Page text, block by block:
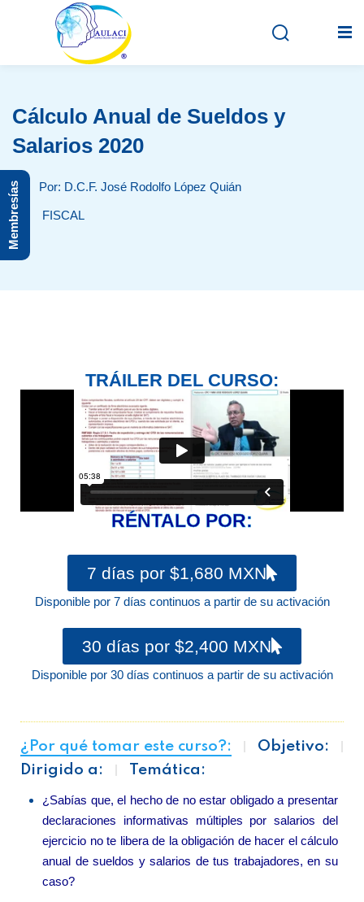
Inicio
Grabados
Cálculo Anual de Sueldos y
Salarios 2020
Por: D.C.F. José Rodolfo López Quián
FISCAL
TRÁILER DEL CURSO:
RÉNTALO POR:
7 días por $1,680 MXN
Disponible por 7 días continuos a partir de su activación
30 días por $2,400 MXN
Disponible por 30 días continuos a partir de su activación
¿Por qué tomar este curso?:
Objetivo:
Dirigido a:
Temática:
¿Sabías que, el hecho de no estar obligado a presentar
declaraciones informativas múltiples por salarios del
ejercicio no te libera de la obligación de hacer el cálculo
anual de sueldos y salarios de tus trabajadores, en su
caso?
Membresías